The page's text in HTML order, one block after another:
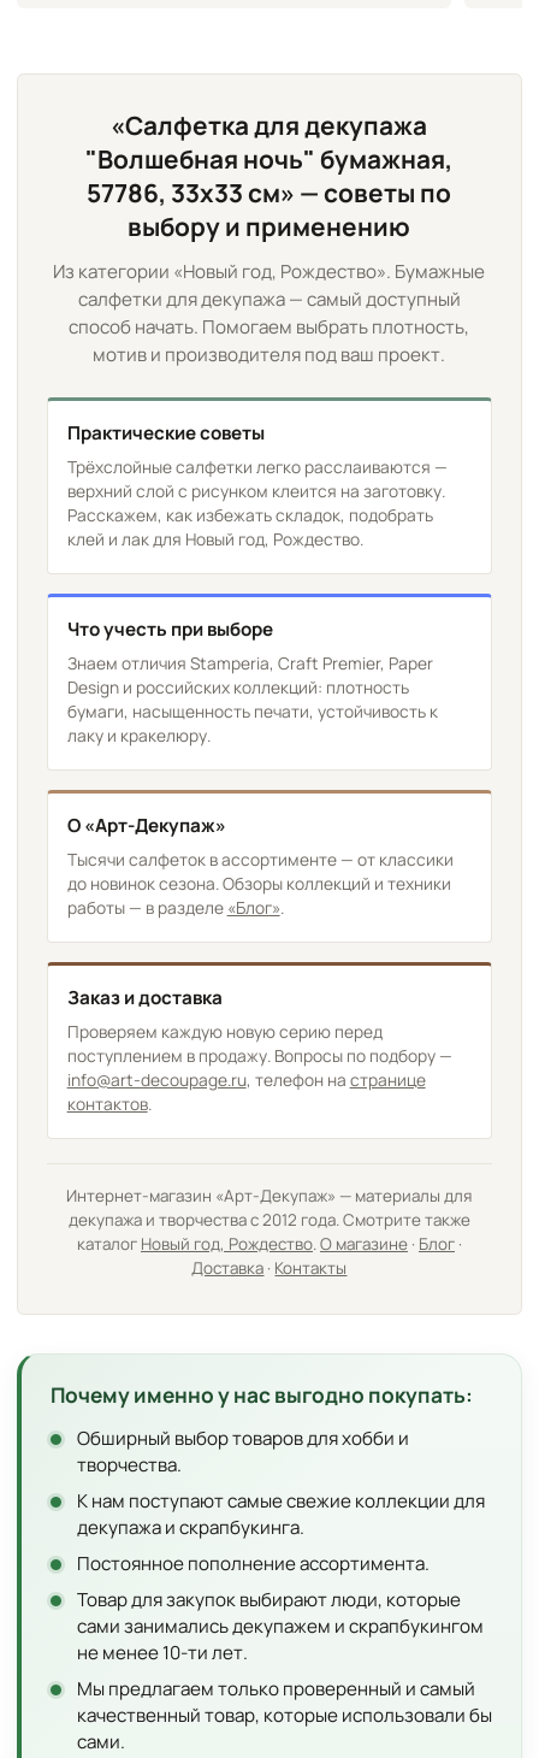
«Салфетка для декупажа
"Волшебная ночь" бумажная,
57786, 33х33 см» — советы по
выбору и применению
Из категории «Новый год, Рождество». Бумажные
салфетки для декупажа — самый доступный
способ начать. Помогаем выбрать плотность,
мотив и производителя под ваш проект.
Практические советы
Трёхслойные салфетки легко расслаиваются —
верхний слой с рисунком клеится на заготовку.
Расскажем, как избежать складок, подобрать
клей и лак для Новый год, Рождество.
Что учесть при выборе
Знаем отличия Stamperia, Craft Premier, Paper
Design и российских коллекций: плотность
бумаги, насыщенность печати, устойчивость к
лаку и кракелюру.
О «Арт-Декупаж»
Тысячи салфеток в ассортименте — от классики
до новинок сезона. Обзоры коллекций и техники
работы — в разделе «Блог».
Заказ и доставка
Проверяем каждую новую серию перед
поступлением в продажу. Вопросы по подбору —
info@art-decoupage.ru, телефон на странице
контактов.
Интернет-магазин «Арт-Декупаж» — материалы для
декупажа и творчества с 2012 года. Смотрите также
каталог Новый год, Рождество.О магазине· Блог·
Доставка · Контакты
Почему именно у нас выгодно покупать:
Обширный выбор товаров для хобби и
творчества.
К нам поступают самые свежие коллекции для
декупажа и скрапбукинга.
Постоянное пополнение ассортимента.
Товар для закупок выбирают люди, которые
сами занимались декупажем и скрапбукингом
не менее 10-ти лет.
Мы предлагаем только проверенный и самый
качественный товар, которые использовали бы
сами.